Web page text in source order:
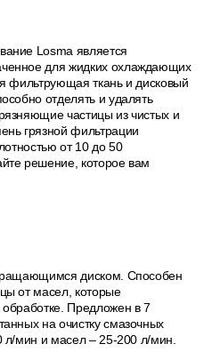
Losma является
для жидких охлаждающих
фильтрующая ткань и дисковый
отделять и удалять
частицы из чистых и
грязной фильтрации
от 10 до 50
решение, которое вам
диском. Способен
от масел, которые
Предложен в 7
на очистку смазочных
л/мин и масел – 25-200 л/мин.